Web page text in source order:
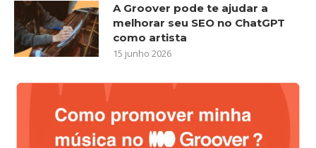
A Groover pode te ajudar a
melhorar seu SEO no ChatGPT
como artista
15 junho 2026